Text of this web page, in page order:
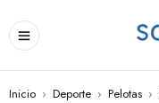
Inicio › Deporte › Pelotas ›